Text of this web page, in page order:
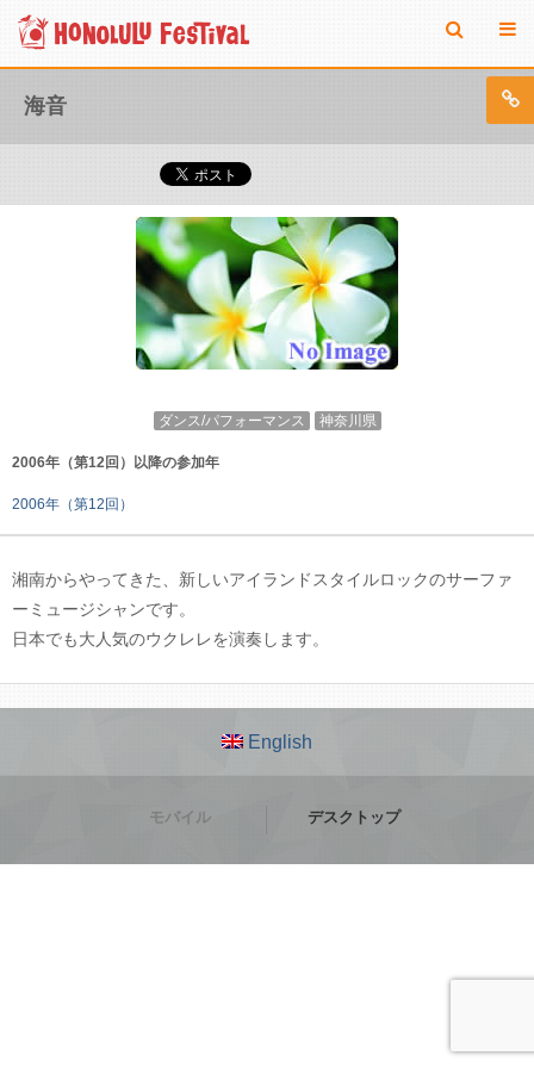
海音
ダンス/パフォーマンス 神奈川県
2006年（第12回）以降の参加年
2006年（第12回）
湘南からやってきた、新しいアイランドスタイルロックのサーファ
ーミュージシャンです。
日本でも大人気のウクレレを演奏します。
English
モバイル デスクトップ